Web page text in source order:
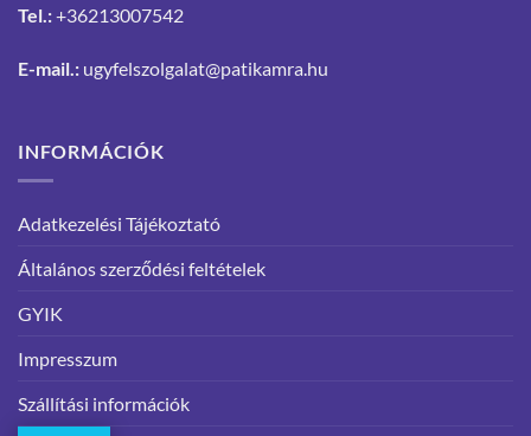
Tel.:+36213007542
E-mail.: ugyfelszolgalat@patikamra.hu
INFORMÁCIÓK
Adatkezelési Tájékoztató
Általános szerződési feltételek
GYIK
Impresszum
Szállítási információk